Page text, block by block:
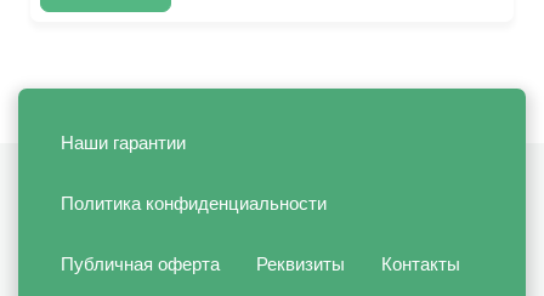
Наши гарантии
Политика конфиденциальности
Публичная оферта Реквизиты Контакты